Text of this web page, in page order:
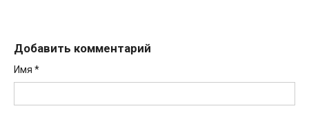
Добавить комментарий
Имя *